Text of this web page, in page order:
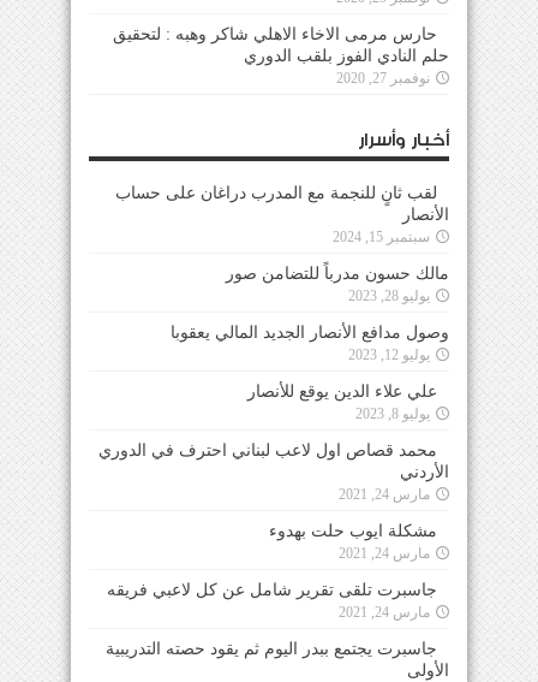
حارس مرمى الاخاء الاهلي شاكر وهبه : لتحقيق
حلم النادي الفوز بلقب الدوري
نوفمبر 27, 2020
أخبار وأسرار
لقب ثانٍ للنجمة مع المدرب دراغان على حساب
الأنصار
سبتمبر 15, 2024
مالك حسون مدرباً للتضامن صور
يوليو 28, 2023
وصول مدافع الأنصار الجديد المالي يعقوبا
يوليو 12, 2023
علي علاء الدين يوقع للأنصار
يوليو 8, 2023
محمد قصاص اول لاعب لبناني احترف في الدوري
الأردني
مارس 24, 2021
مشكلة ايوب حلت بهدوء
مارس 24, 2021
جاسبرت تلقى تقرير شامل عن كل لاعبي فريقه
مارس 24, 2021
جاسبرت يجتمع ببدر اليوم ثم يقود حصته التدريبية
الأولى